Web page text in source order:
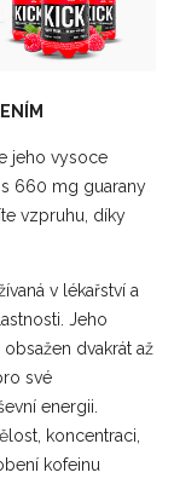
jeho vysoce
660 mg guarany
vzpruhu, díky
v lékařství a
Jeho
dvakrát až
své
energii.
koncentraci,
kofeinu